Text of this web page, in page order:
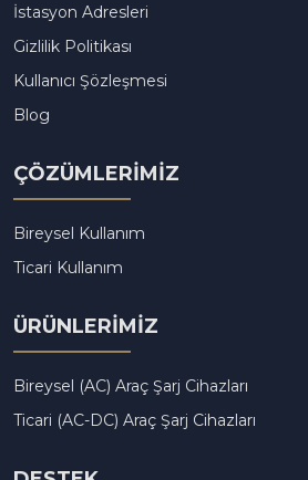
İstasyon Adresleri
Gizlilik Politikası
Kullanıcı Şözleşmesi
Blog
ÇÖZÜMLERİMİZ
Bireysel Kullanım
Ticari Kullanım
ÜRÜNLERİMİZ
Bireysel (AC) Araç Şarj Cihazları
Ticari (AC-DC) Araç Şarj Cihazları